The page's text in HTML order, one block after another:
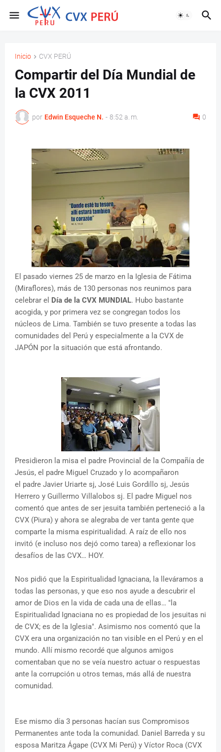
Inicio CVX PERÚ
Compartir del Día Mundial de
la CVX 2011
por Edwin Esqueche N. - 8:52 a. m. 0
El pasado viernes 25 de marzo en la Iglesia de Fátima
(Miraflores), más de 130 personas nos reunimos para
celebrar el Día de la CVX MUNDIAL. Hubo bastante
acogida, y por primera vez se congregan todos los
núcleos de Lima. También se tuvo presente a todas las
comunidades del Perú y especialmente a la CVX de
JAPÓN por la situación que está afrontando.
Presidieron la misa el padre Provincial de la Compañía de
Jesús, el padre Miguel Cruzado y lo acompañaron
el padre Javier Uriarte sj, José Luis Gordillo sj, Jesús
Herrero y Guillermo Villalobos sj. El padre Miguel nos
comentó que antes de ser jesuita también perteneció a la
CVX (Piura) y ahora se alegraba de ver tanta gente que
comparte la misma espiritualidad. A raíz de ello nos
invitó (e incluso nos dejó como tarea) a reflexionar los
desafíos de las CVX… HOY.
Nos pidió que la Espiritualidad Ignaciana, la lleváramos a
todas las personas, y que eso nos ayude a descubrir el
amor de Dios en la vida de cada una de ellas… "la
Espiritualidad Ignaciana no es propiedad de los jesuitas ni
de CVX; es de la Iglesia". Asimismo nos comentó que la
CVX era una organización no tan visible en el Perú y en el
mundo. Allí mismo recordé que algunos amigos
comentaban que no se veía nuestro actuar o respuestas
ante la corrupción u otros temas, más allá de nuestra
comunidad.
Ese mismo día 3 personas hacían sus Compromisos
Permanentes ante toda la comunidad. Daniel Barreda y su
esposa Maritza Ágape (CVX Mi Perú) y Víctor Roca (CVX